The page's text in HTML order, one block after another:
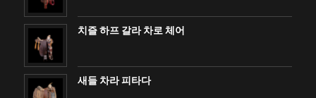
치즐 하프 갈라 차로 체어
새들 차라 피타다